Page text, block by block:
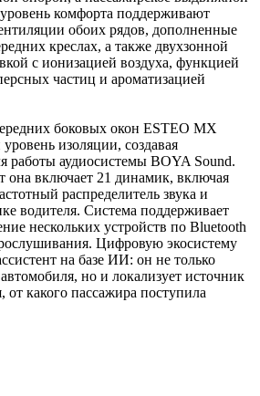
комфорта поддерживают
обоих рядов, дополненные
креслах, а также двухзонной
с ионизацией воздуха, функцией
частиц и ароматизацией
боковых окон ESTEO MX
изоляции, создавая
работы аудиосистемы BOYA Sound.
включает 21 динамик, включая
распределитель звука и
водителя. Система поддерживает
нескольких устройств по Bluetooth
Цифровую экосистему
на базе ИИ: он не только
но и локализует источник
от какого пассажира поступила